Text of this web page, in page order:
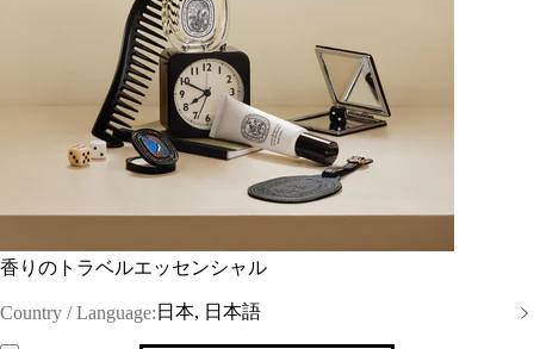
香りのトラベルエッセンシャル
Country / Language: 日本, 日本語